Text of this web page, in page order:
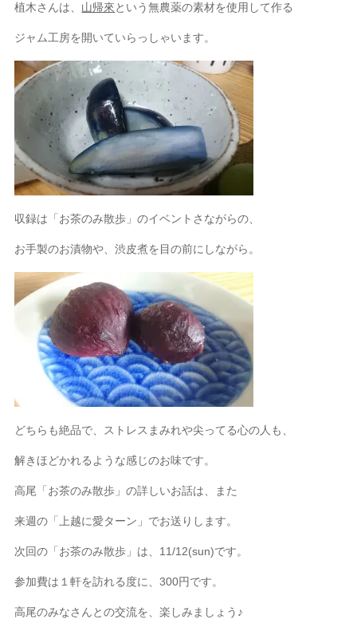
植木さんは、 山帰來という無農薬の素材を使用して作る
ジャム工房を開いていらっしゃいます。
収録は「お茶のみ散歩」のイベントさながらの、
お手製のお漬物や、渋皮煮を目の前にしながら。
どちらも絶品で、ストレスまみれや尖ってる心の人も、
解きほどかれるような感じのお味です。
高尾「お茶のみ散歩」の詳しいお話は、また
来週の「上越に愛ターン」でお送りします。
次回の「お茶のみ散歩」は、11/12(sun)です。
参加費は１軒を訪れる度に、300円です。
高尾のみなさんとの交流を、楽しみましょう♪